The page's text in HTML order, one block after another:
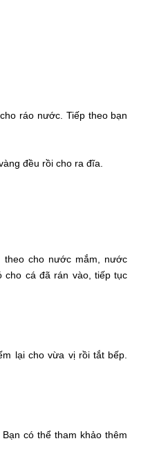
ráo nước. Tiếp theo bạn
đều rồi cho ra đĩa.
cho nước mắm, nước
cá đã rán vào, tiếp tục
lại cho vừa vị rồi tắt bếp.
Bạn có thể tham khảo thêm